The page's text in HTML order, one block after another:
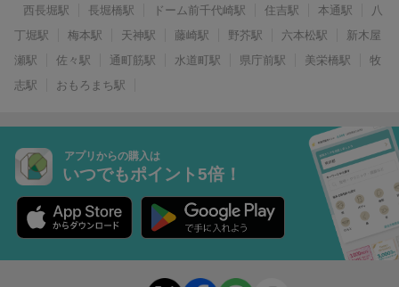
西長堀駅
長堀橋駅 ドーム前千代崎駅 住吉駅 本通駅
八
丁堀駅
梅本駅 天神駅 藤崎駅 野芥駅 六本松駅
新木屋
瀬駅
佐々駅 通町筋駅 水道町駅 県庁前駅 美栄橋駅
牧
志駅
おもろまち駅
アプリからの購入は
いつでもポイント5倍！